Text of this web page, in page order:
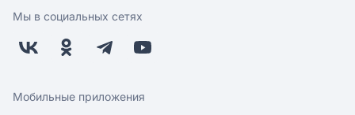
Поставщикам
Заводчикам
Обратная связь
Оплата
Бонусная программа
Скидки и акции
Мы в социальных сетях
Мобильные приложения